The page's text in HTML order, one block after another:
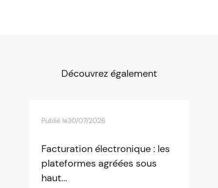
Découvrez également
Publié le30/07/2026
Facturation électronique : les
plateformes agréées sous
haut...